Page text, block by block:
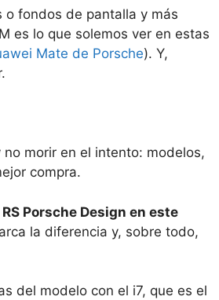
fondos de pantalla y más
es lo que solemos ver en estas
Mate de Porsche). Y,
morir en el intento: modelos,
compra.
Porsche Design en este
la diferencia y, sobre todo,
del modelo con el i7, que es el